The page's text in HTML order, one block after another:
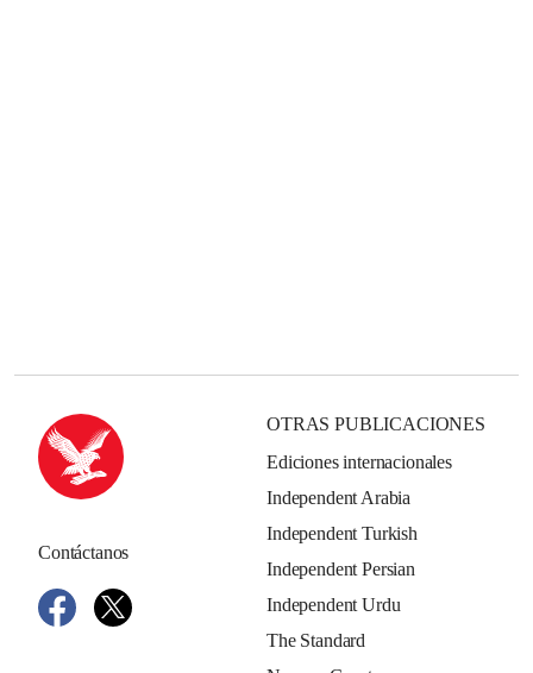
Contáctanos
OTRAS PUBLICACIONES
Ediciones internacionales
Independent Arabia
Independent Turkish
Independent Persian
Independent Urdu
The Standard